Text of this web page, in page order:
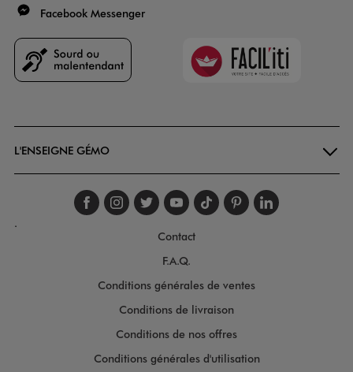
Facebook Messenger
Faciliti
L'ENSEIGNE GÉMO
Suivez-nous sur
Suivez-nous sur
Suivez-nous sur
Suivez-nous
Suivez-nous
Suivez-
.
Contact
F.A.Q.
Conditions générales de ventes
Conditions de livraison
Conditions de nos offres
Conditions générales d'utilisation